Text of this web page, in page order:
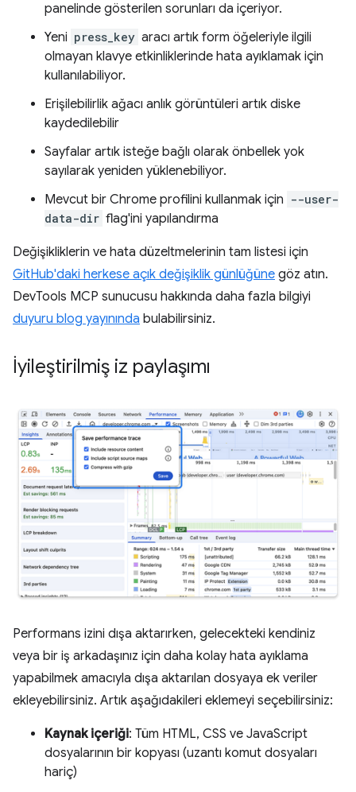
panelinde gösterilen sorunları da içeriyor.
Yeni press_key aracı artık form öğeleriyle ilgili
olmayan klavye etkinliklerinde hata ayıklamak için
kullanılabiliyor.
Erişilebilirlik ağacı anlık görüntüleri artık diske
kaydedilebilir
Sayfalar artık isteğe bağlı olarak önbellek yok
sayılarak yeniden yüklenebiliyor.
Mevcut bir Chrome profilini kullanmak için --user-
data-dir flag'ini yapılandırma
Değişikliklerin ve hata düzeltmelerinin tam listesi için
GitHub'daki herkese açık değişiklik günlüğüne göz atın.
DevTools MCP sunucusu hakkında daha fazla bilgiyi
duyuru blog yayınında bulabilirsiniz.
İyileştirilmiş iz paylaşımı
Performans izini dışa aktarırken, gelecekteki kendiniz
veya bir iş arkadaşınız için daha kolay hata ayıklama
yapabilmek amacıyla dışa aktarılan dosyaya ek veriler
ekleyebilirsiniz. Artık aşağıdakileri eklemeyi seçebilirsiniz:
Kaynak içeriği: Tüm HTML, CSS ve JavaScript
dosyalarının bir kopyası (uzantı komut dosyaları
hariç)